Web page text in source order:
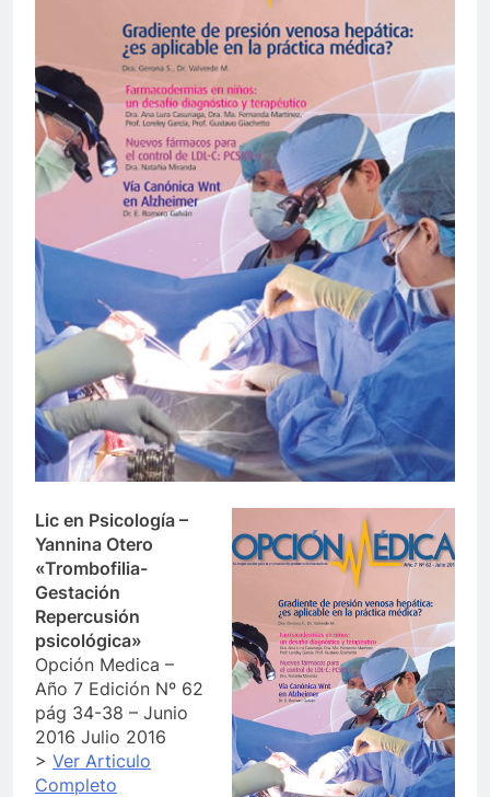
Lic en Psicología –
Yannina Otero
«Trombofilia-
Gestación
Repercusión
psicológica»
Opción Medica –
Año 7 Edición Nº 62
pág 34-38 – Junio
2016 Julio 2016
> Ver Articulo
Completo